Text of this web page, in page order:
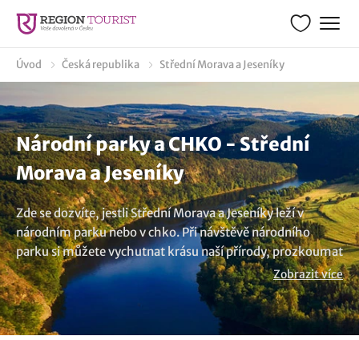
Úvod Česká republika Střední Morava a Jeseníky
Národní parky a CHKO - Střední
Morava a Jeseníky
Zde se dozvíte, jestli Střední Morava a Jeseníky leží v
národním parku nebo v chko. Při návštěvě národního
parku si můžete vychutnat krásu naší přírody, prozkoumat
vzácná místa nebo se jen nechat unášet atmosférou těchto
míst. Více informací o národních parcích a CHKO naleznete
na našich stránkách.
Zobrazit více